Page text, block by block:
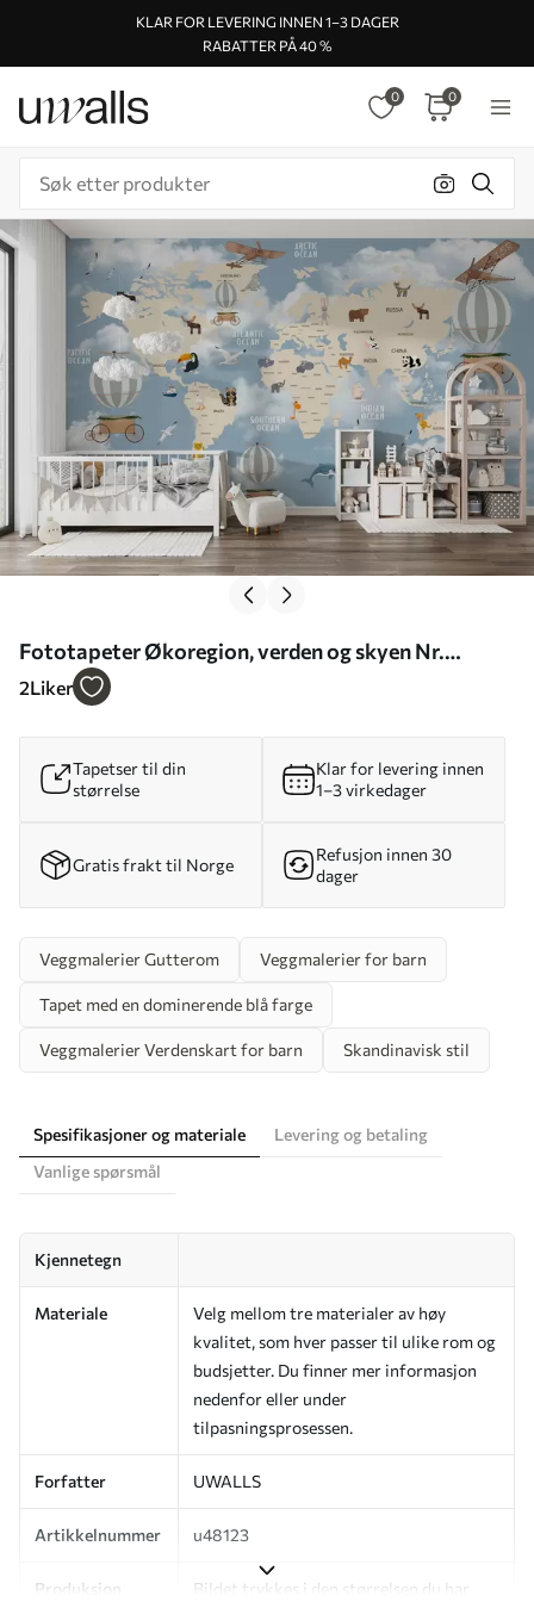
KLAR FOR LEVERING INNEN 1–3 DAGER
RABATTER PÅ 40 %
0 0
Fototapeter Økoregion, verden og skyen Nr.
u48123
2Liker
Tapetser til din
størrelse
Klar for levering innen
1–3 virkedager
Gratis frakt til Norge
Refusjon innen 30
dager
Veggmalerier Gutterom Veggmalerier for barn
Tapet med en dominerende blå farge
Veggmalerier Verdenskart for barn Skandinavisk stil
Spesifikasjoner og materiale
Levering og betaling
Vanlige spørsmål
Kjennetegn
Materiale
Velg mellom tre materialer av høy
kvalitet, som hver passer til ulike rom og
budsjetter. Du finner mer informasjon
nedenfor eller under
tilpasningsprosessen.
Forfatter UWALLS
Artikkelnummer u48123
Produksjon
Bildet trykkes i den størrelsen du har